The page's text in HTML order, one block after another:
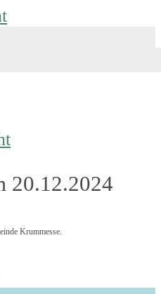
20.12.2024
Krummesse.